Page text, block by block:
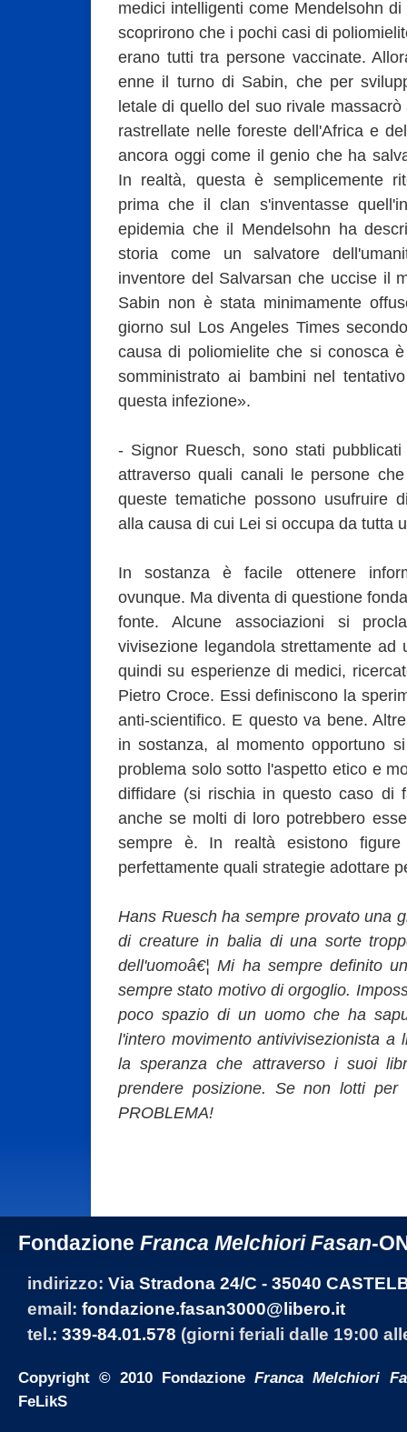
medici intelligenti come Mendelsohn
scoprirono che i pochi casi di
erano tutti tra persone vaccinate.
enne il turno di Sabin, che per
letale di quello del suo rivale
rastrellate nelle foreste dell'Africa e
ancora oggi come il genio che ha
In realtà, questa è semplicemente
prima che il clan s'inventasse
epidemia che il Mendelsohn ha
storia come un salvatore
inventore del Salvarsan che uccise il
Sabin non è stata minimamente
giorno sul Los Angeles Times
causa di poliomielite che si conosca
somministrato ai bambini nel
questa infezione».
- Signor Ruesch, sono stati
attraverso quali canali le persone
queste tematiche possono usufruire
alla causa di cui Lei si occupa da tutta
In sostanza è facile ottenere
ovunque. Ma diventa di questione
fonte. Alcune associazioni si
vivisezione legandola strettamente ad
quindi su esperienze di medici,
Pietro Croce. Essi definiscono la
anti-scientifico. E questo va bene.
in sostanza, al momento opportuno
problema solo sotto l'aspetto etico e
diffidare (si rischia in questo caso di
anche se molti di loro potrebbero
sempre è. In realtà esistono
perfettamente quali strategie adottare
Hans Ruesch ha sempre provato una
di creature in balia di una sorte
dell'uomoâ€¦ Mi ha sempre definito
sempre stato motivo di orgoglio.
poco spazio di un uomo che ha
l'intero movimento antivivisezionista a
la speranza che attraverso i suoi
prendere posizione. Se non lotti per
PROBLEMA!
Fondazione Franca Melchiori Fasan-
indirizzo: Via Stradona 24/C - 35040
email: fondazione.fasan3000@libero.it
tel.: 339-84.01.578 (giorni feriali dalle 19:00
Copyright © 2010 FondazioneFranca Melchiori
FeLikS